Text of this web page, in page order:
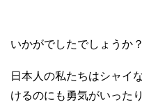
いかがでしたでしょうか？
日本人の私たちはシャイ
けるのにも勇気がいった